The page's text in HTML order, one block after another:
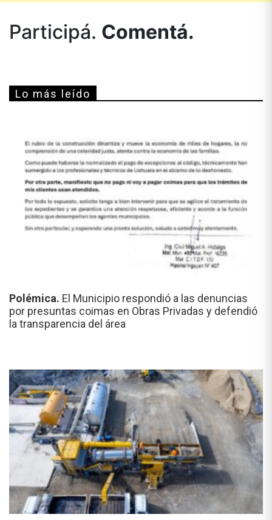
Participá. Comentá.
Lo más leído
Polémica. El Municipio respondió a las denuncias
por presuntas coimas en Obras Privadas y defendió
la transparencia del área